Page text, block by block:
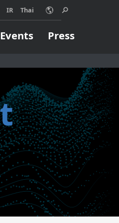
IR Thai
Events Press
any questions.Yes